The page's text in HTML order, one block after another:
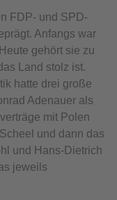
FDP- und SPD-
Anfangs war
gehört sie zu
Land stolz ist.
hatte drei große
Adenauer als
mit Polen
und dann das
und Hans-Dietrich
jeweils